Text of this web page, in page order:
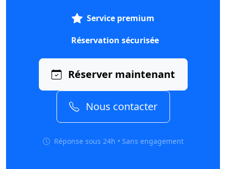
Service premium
Réservation sécurisée
Réserver maintenant
Nous contacter
Réponse sous 24h • Sans engagement